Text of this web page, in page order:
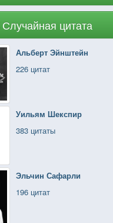
Случайная цитата
Альберт Эйнштейн
226 цитат
Уильям Шекспир
383 цитаты
Эльчин Сафарли
196 цитат